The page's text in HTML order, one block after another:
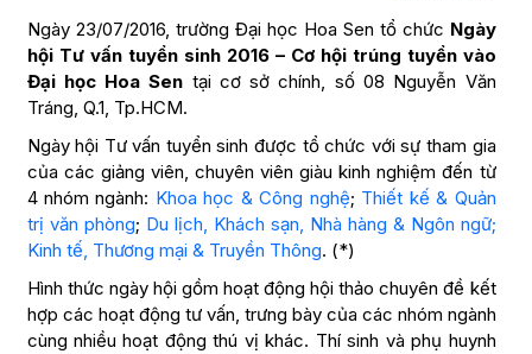
Ngày 23/07/2016, trường Đại học Hoa Sen tổ chức Ngày
hội Tư vấn tuyển sinh 2016 – Cơ hội trúng tuyển vào
Đại học Hoa Sen tại cơ sở chính, số 08 Nguyễn Văn
Tráng, Q.1, Tp.HCM.
Ngày hội Tư vấn tuyển sinh được tổ chức với sự tham gia
của các giảng viên, chuyên viên giàu kinh nghiệm đến từ
4 nhóm ngành: Khoa học & Công nghệ; Thiết kế & Quản
trị văn phòng; Du lịch, Khách sạn, Nhà hàng & Ngôn ngữ;
Kinh tế, Thương mại & Truyền Thông. (*)
Hình thức ngày hội gồm hoạt động hội thảo chuyên đề kết
hợp các hoạt động tư vấn, trưng bày của các nhóm ngành
cùng nhiều hoạt động thú vị khác. Thí sinh và phụ huynh